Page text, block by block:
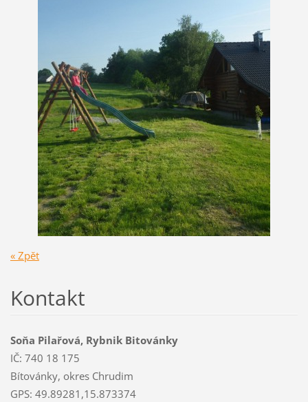
« Zpět
Kontakt
Soňa Pilařová, Rybnik Bitovánky
IČ: 740 18 175
Bítovánky, okres Chrudim
GPS: 49.89281,15.873374